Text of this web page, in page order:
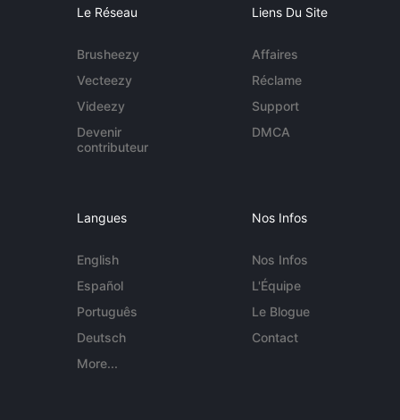
Le Réseau
Brusheezy
Vecteezy
Videezy
Devenir
contributeur
Liens Du Site
Affaires
Réclame
Support
DMCA
Langues
English
Español
Português
Deutsch
More...
Nos Infos
Nos Infos
L'Équipe
Le Blogue
Contact